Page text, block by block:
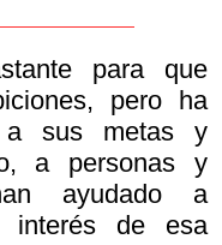
para que
pero ha
a sus metas y
a personas y
ayudado a
interés de esa